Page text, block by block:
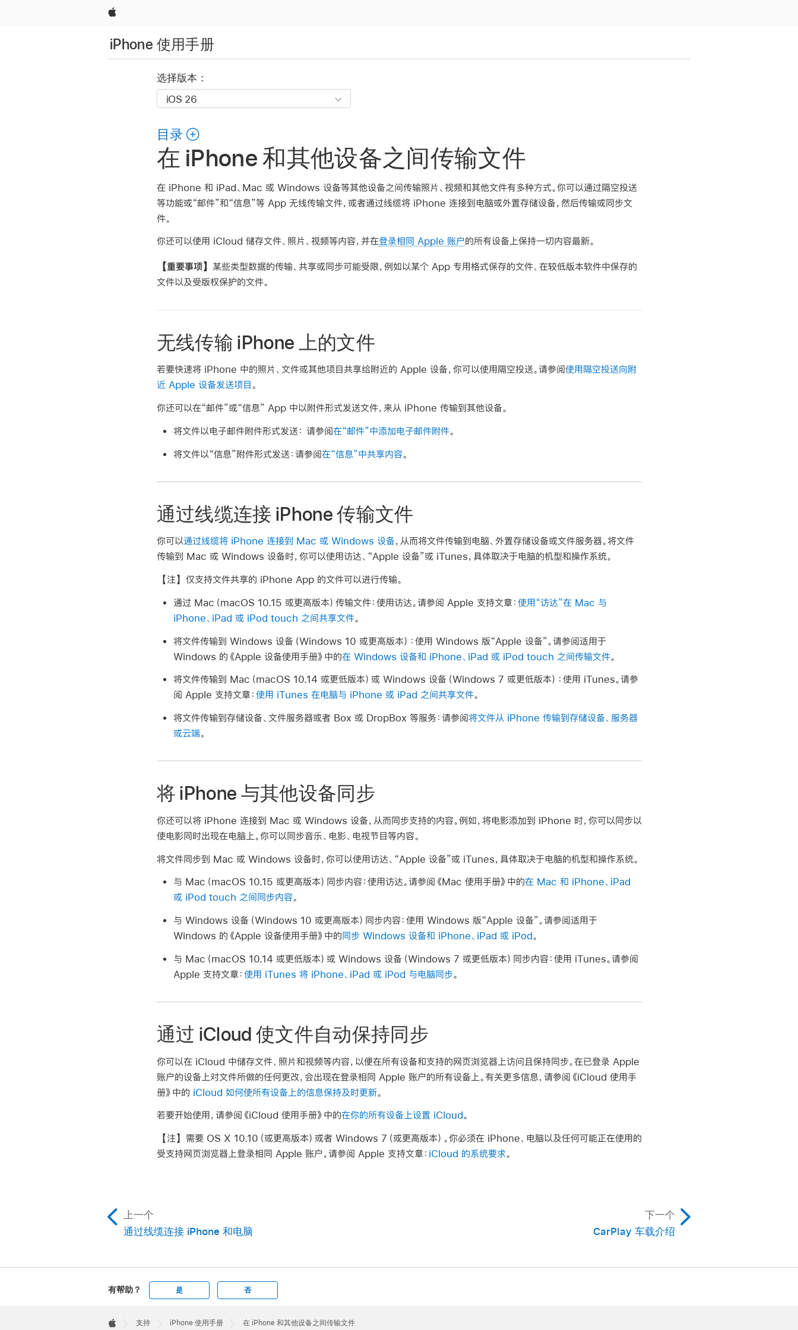
Apple
iPhone 使用手册
选择版本：
目录
在 iPhone 和其他设备之间传输文件
在 iPhone 和 iPad、Mac 或 Windows 设备等其他设备之间传输照片、视频和其他文件有多种方式。你可以通过隔空投送
等功能或“邮件”和“信息”等 App 无线传输文件，或者通过线缆将 iPhone 连接到电脑或外置存储设备，然后传输或同步文
件。
你还可以使用 iCloud 储存文件、照片、视频等内容，并在登录相同 Apple 账户的所有设备上保持一切内容最新。
【重要事项】 某些类型数据的传输、共享或同步可能受限，例如以某个 App 专用格式保存的文件、在较低版本软件中保存的
文件以及受版权保护的文件。
无线传输 iPhone 上的文件
若要快速将 iPhone 中的照片、文件或其他项目共享给附近的 Apple 设备，你可以使用隔空投送。请参阅使用隔空投送向附
近 Apple 设备发送项目。
你还可以在“邮件”或“信息” App 中以附件形式发送文件，来从 iPhone 传输到其他设备。
将文件以电子邮件附件形式发送： 请参阅在“邮件”中添加电子邮件附件。
将文件以“信息”附件形式发送： 请参阅在“信息”中共享内容。
通过线缆连接 iPhone 传输文件
你可以通过线缆将 iPhone 连接到 Mac 或 Windows 设备，从而将文件传输到电脑、外置存储设备或文件服务器。将文件
传输到 Mac 或 Windows 设备时，你可以使用访达、“Apple 设备”或 iTunes，具体取决于电脑的机型和操作系统。
【注】 仅支持文件共享的 iPhone App 的文件可以进行传输。
通过 Mac（macOS 10.15 或更高版本）传输文件： 使用访达。请参阅 Apple 支持文章： 使用“访达”在 Mac 与
iPhone、iPad 或 iPod touch 之间共享文件。
将文件传输到 Windows 设备（Windows 10 或更高版本）： 使用 Windows 版“Apple 设备”。请参阅适用于
Windows 的《Apple 设备使用手册》中的在 Windows 设备和 iPhone、iPad 或 iPod touch 之间传输文件。
将文件传输到 Mac（macOS 10.14 或更低版本）或 Windows 设备（Windows 7 或更低版本）： 使用 iTunes。请参
阅 Apple 支持文章： 使用 iTunes 在电脑与 iPhone 或 iPad 之间共享文件。
将文件传输到存储设备、文件服务器或者 Box 或 DropBox 等服务： 请参阅将文件从 iPhone 传输到存储设备、服务器
或云端。
将 iPhone 与其他设备同步
你还可以将 iPhone 连接到 Mac 或 Windows 设备，从而同步支持的内容。例如，将电影添加到 iPhone 时，你可以同步以
使电影同时出现在电脑上。你可以同步音乐、电影、电视节目等内容。
将文件同步到 Mac 或 Windows 设备时，你可以使用访达、“Apple 设备”或 iTunes，具体取决于电脑的机型和操作系统。
与 Mac（macOS 10.15 或更高版本）同步内容： 使用访达。请参阅《Mac 使用手册》中的在 Mac 和 iPhone、iPad
或 iPod touch 之间同步内容。
与 Windows 设备（Windows 10 或更高版本）同步内容： 使用 Windows 版“Apple 设备”。请参阅适用于
Windows 的《Apple 设备使用手册》中的同步 Windows 设备和 iPhone、iPad 或 iPod。
与 Mac（macOS 10.14 或更低版本）或 Windows 设备（Windows 7 或更低版本）同步内容： 使用 iTunes。请参阅
Apple 支持文章： 使用 iTunes 将 iPhone、iPad 或 iPod 与电脑同步。
通过 iCloud 使文件自动保持同步
你可以在 iCloud 中储存文件、照片和视频等内容，以便在所有设备和支持的网页浏览器上访问且保持同步。在已登录 Apple
账户的设备上对文件所做的任何更改，会出现在登录相同 Apple 账户的所有设备上。有关更多信息，请参阅《iCloud 使用手
册》中的 iCloud 如何使所有设备上的信息保持及时更新。
若要开始使用，请参阅《iCloud 使用手册》中的在你的所有设备上设置 iCloud。
【注】 需要 OS X 10.10（或更高版本）或者 Windows 7（或更高版本）。你必须在 iPhone、电脑以及任何可能正在使用的
受支持网页浏览器上登录相同 Apple 账户。请参阅 Apple 支持文章： iCloud 的系统要求。
上一个
通过线缆连接 iPhone 和电脑
下一个
CarPlay 车载介绍
有帮助？ 是 否
Footer

支持 iPhone 使用手册 在 iPhone 和其他设备之间传输文件